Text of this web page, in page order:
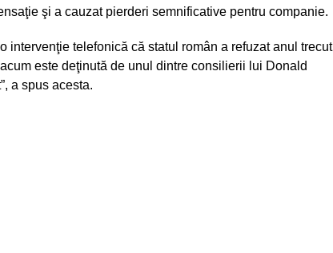
şi a cauzat pierderi semnificative pentru companie.
telefonică că statul român a refuzat anul trecut
este deţinută de unul dintre consilierii lui Donald
a spus acesta.